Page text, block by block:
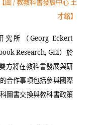
【圖/教教科書發展中心 王
才銘】
究所（Georg Eckert
Research, GEI）於
方將在教科書發展與研
合作事項包括參與國際
圖書交換與教科書政策